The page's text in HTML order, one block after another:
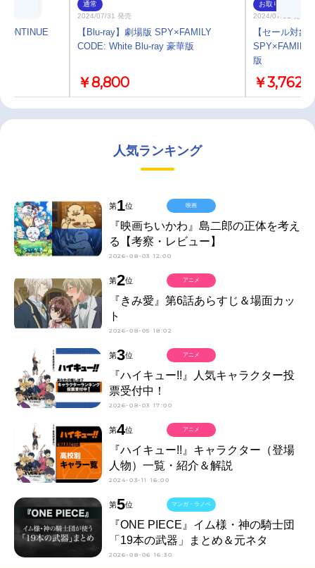
通常
2024/07/31 発売
【Blu-ray】劇場版 SPY×FAMILY
CODE: White Blu-ray 豪華版
￥8,800
お取り寄せ
2024/07/31 発売
【セール対象
SPY×FAMILY
版
￥3,762
人気ランキング
第1位
『映画ちいかわ』島二郎の正体を考え
る【考察・レビュー】
2026-08-03 12:00
映画
第2位
『きみ愛』第6話あらすじ＆場面カッ
ト
2026-08-05 18:02
アニメ
第3位
『ハイキュー!!』人気キャラクター投
票受付中！
2026-08-03 17:00
アニメ
第4位
『ハイキュー!!』キャラクター（登場
人物）一覧・紹介＆解説
2024-03-11 16:00
アニメ
第5位
『ONE PIECE』イム様・神の騎士団
「19本の武器」まとめ＆元ネタ
2026-08-06 16:30
マンガ・ラノベ